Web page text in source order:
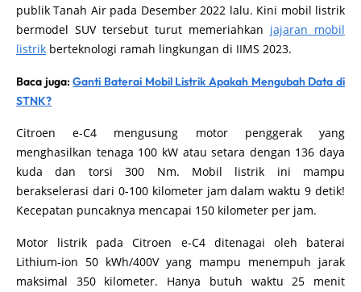
publik Tanah Air pada Desember 2022 lalu. Kini mobil listrik
bermodel SUV tersebut turut memeriahkan jajaran mobil
listrik berteknologi ramah lingkungan di IIMS 2023.
Baca juga:Ganti Baterai Mobil Listrik Apakah Mengubah Data di
STNK?
Citroen e-C4 mengusung motor penggerak yang
menghasilkan tenaga 100 kW atau setara dengan 136 daya
kuda dan torsi 300 Nm. Mobil listrik ini mampu
berakselerasi dari 0-100 kilometer jam dalam waktu 9 detik!
Kecepatan puncaknya mencapai 150 kilometer per jam.
Motor listrik pada Citroen e-C4 ditenagai oleh baterai
Lithium-ion 50 kWh/400V yang mampu menempuh jarak
maksimal 350 kilometer. Hanya butuh waktu 25 menit